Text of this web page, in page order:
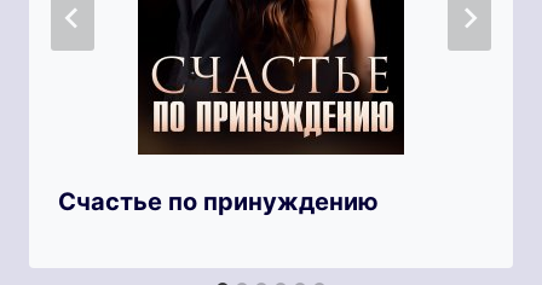
Счастье по принуждению